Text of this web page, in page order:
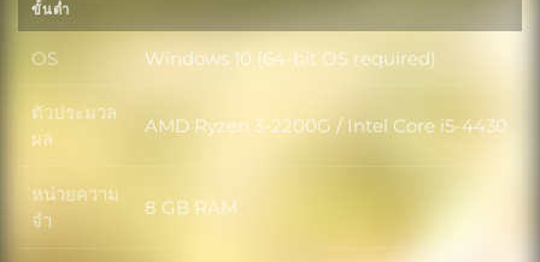
ขั้นต่ำ
OS OS
Windows 10 (64-bit OS required)
ตัวประมวล
ผล
ตัวประมวลผล
AMD Ryzen 3-2200G / Intel Core i5-4430
หน่วยความ
จำ
หน่วยความจำ
8 GB RAM